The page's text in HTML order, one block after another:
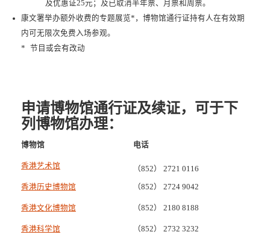
及优惠证25元；及已取消半年票、月票和周票。
康文署举办额外收费的专题展览*，博物馆通行证持有人在有效期
内可无限次免费入场参观。
*
节目或会有改动
申请博物馆通行证及续证，可于下
列博物馆办理：
博物馆 电话
香港艺术馆 （852） 2721 0116
香港历史博物馆 （852） 2724 9042
香港文化博物馆 （852） 2180 8188
香港科学馆 （852） 2732 3232